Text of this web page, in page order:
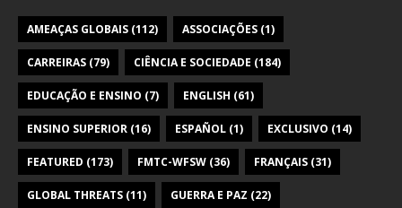
AMEAÇAS GLOBAIS (112) ASSOCIAÇÕES (1)
CARREIRAS (79) CIÊNCIA E SOCIEDADE (184)
EDUCAÇÃO E ENSINO (7) ENGLISH (61)
ENSINO SUPERIOR (16) ESPAÑOL (1) EXCLUSIVO (14)
FEATURED (173) FMTC-WFSW (36) FRANÇAIS (31)
GLOBAL THREATS (11) GUERRA E PAZ (22)